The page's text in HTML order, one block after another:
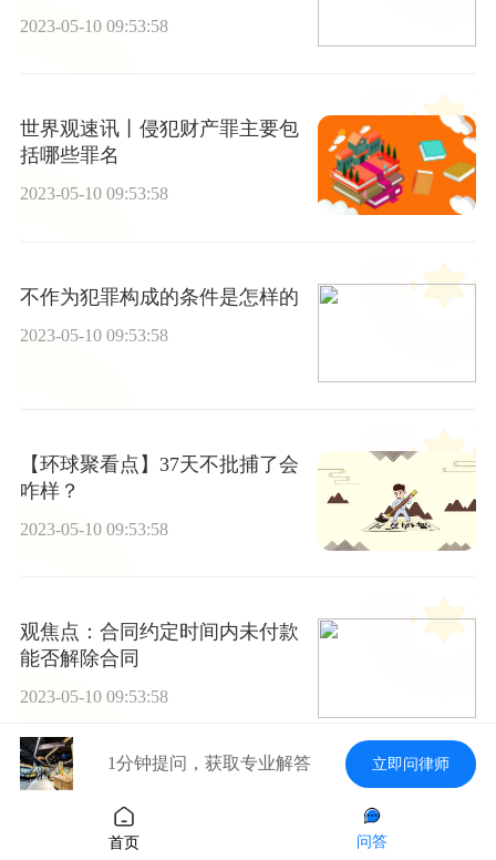
2023-05-10 09:53:58
世界观速讯丨侵犯财产罪主要包
括哪些罪名
2023-05-10 09:53:58
不作为犯罪构成的条件是怎样的
2023-05-10 09:53:58
【环球聚看点】37天不批捕了会
咋样？
2023-05-10 09:53:58
观焦点：合同约定时间内未付款
能否解除合同
2023-05-10 09:53:58
怎么执行？拘役与管制的区别是
1分钟提问，获取专业解答 立即问律师
首页 问答